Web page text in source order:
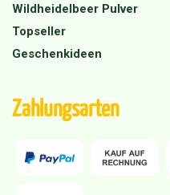
Wildheidelbeer Pulver
Topseller
Geschenkideen
Zahlungsarten